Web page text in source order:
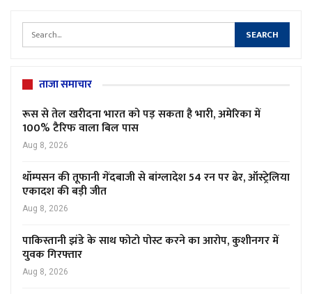
ताजा समाचार
रूस से तेल खरीदना भारत को पड़ सकता है भारी, अमेरिका में
100% टैरिफ वाला बिल पास
Aug 8, 2026
थॉम्पसन की तूफानी गेंदबाजी से बांग्लादेश 54 रन पर ढेर, ऑस्ट्रेलिया
एकादश की बड़ी जीत
Aug 8, 2026
पाकिस्तानी झंडे के साथ फोटो पोस्ट करने का आरोप, कुशीनगर में
युवक गिरफ्तार
Aug 8, 2026